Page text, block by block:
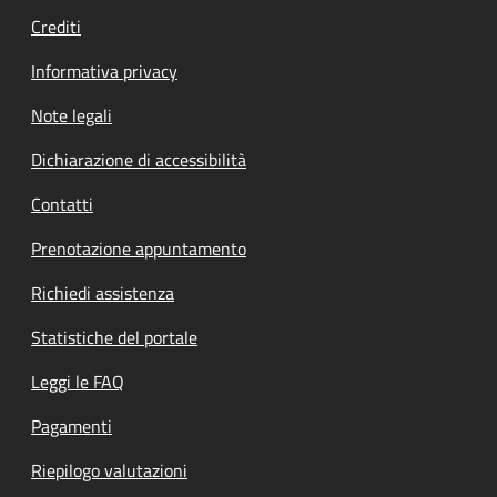
Crediti
Informativa privacy
Note legali
Dichiarazione di accessibilità
Contatti
Prenotazione appuntamento
Richiedi assistenza
Statistiche del portale
Leggi le FAQ
Pagamenti
Riepilogo valutazioni